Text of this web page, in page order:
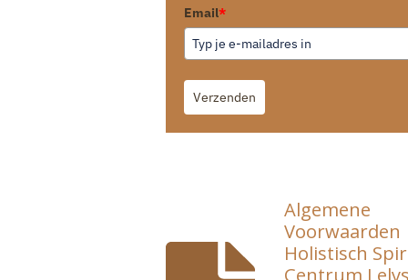
Email*
Verzenden
Algemene
Voorwaarden
Holistisch
Centrum